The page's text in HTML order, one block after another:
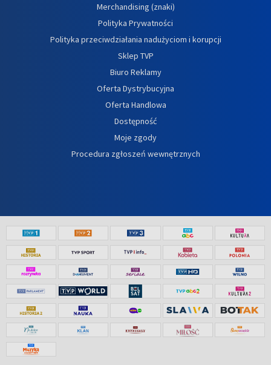
Merchandising (znaki)
Polityka Prywatności
Polityka przeciwdziałania nadużyciom i korupcji
Sklep TVP
Biuro Reklamy
Oferta Dystrybucyjna
Oferta Handlowa
Dostępność
Moje zgody
Procedura zgłoszeń wewnętrznych